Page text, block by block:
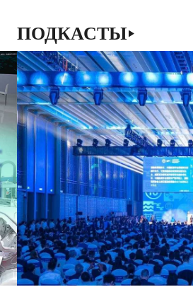
ПОДКАСТЫ